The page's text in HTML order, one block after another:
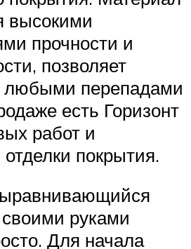
высокими
прочности и
позволяет
любыми перепадами
есть Горизонт
работ и
покрытия.
руками
Для начала